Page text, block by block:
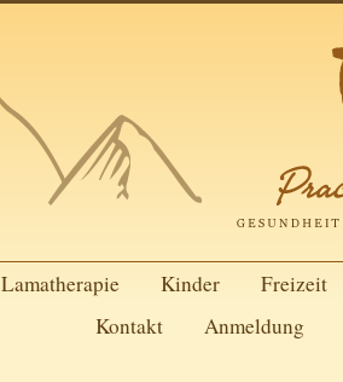
Lamatherapie Kinder
Freizeit
Kontakt
Anmeldung